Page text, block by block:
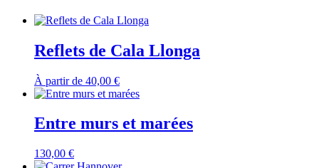
Reflets de Cala Llonga
À partir de 40,00 €
Entre murs et marées
130,00 €